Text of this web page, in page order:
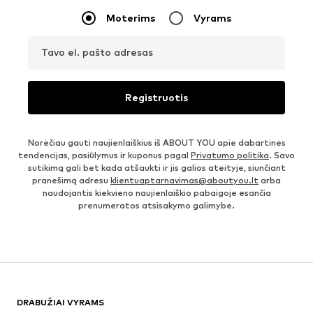
Moterims Vyrams
Tavo el. pašto adresas
Registruotis
Norėčiau gauti naujienlaiškius iš ABOUT YOU apie dabartines
tendencijas, pasiūlymus ir kuponus pagal Privatumo politika. Savo
sutikimą gali bet kada atšaukti ir jis galios ateityje, siunčiant
pranešimą adresu klientuaptarnavimas@aboutyou.lt arba
naudojantis kiekvieno naujienlaiškio pabaigoje esančia
prenumeratos atsisakymo galimybe.
DRABUŽIAI VYRAMS